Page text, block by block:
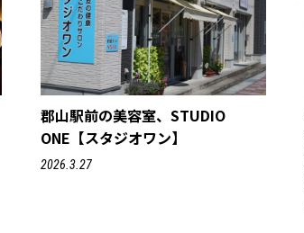
郡山駅前の美容室、STUDIO
ONE【スタジオワン】
2026.3.27